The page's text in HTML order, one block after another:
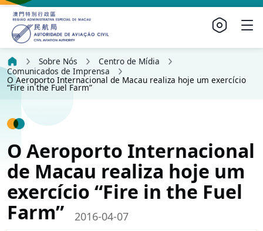
Sobre Nós
Centro de Mídia
Comunicados de Imprensa
O Aeroporto Internacional de Macau realiza hoje um exercício
“Fire in the Fuel Farm”
O Aeroporto Internacional
de Macau realiza hoje um
exercício “Fire in the Fuel
Farm”
2016-04-07